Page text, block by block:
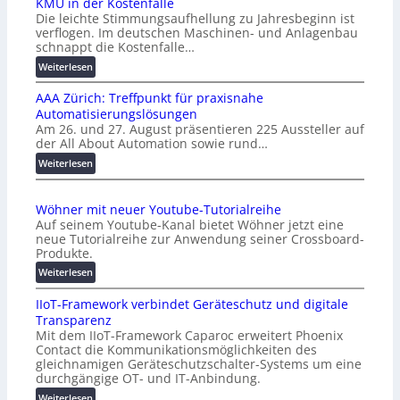
Die leichte Stimmungsaufhellung zu Jahresbeginn ist
verflogen. Im deutschen Maschinen- und Anlagenbau
schnappt die Kostenfalle…
Weiterlesen:
K
M
U
i
n
d
e
K
o
s
e
n
f
a
l
l
e
AAA Zürich: Treffpunkt für praxisnahe
Automatisierungslösungen
Am 26. und 27. August präsentieren 225 Aussteller auf
der All About Automation sowie rund…
Weiterlesen:
A
A
Z
ü
r
i
c
h
:
T
r
e
f
Wöhner mit neuer Youtube-Tutorialreihe
Auf seinem Youtube-Kanal bietet Wöhner jetzt eine
neue Tutorialreihe zur Anwendung seiner Crossboard-
Produkte.
Weiterlesen:
W
ö
h
n
e
r
m
IIoT-Framework verbindet Geräteschutz und digitale
Transparenz
Mit dem IIoT-Framework Caparoc erweitert Phoenix
Contact die Kommunikationsmöglichkeiten des
gleichnamigen Geräteschutzschalter-Systems um eine
durchgängige OT- und IT-Anbindung.
: